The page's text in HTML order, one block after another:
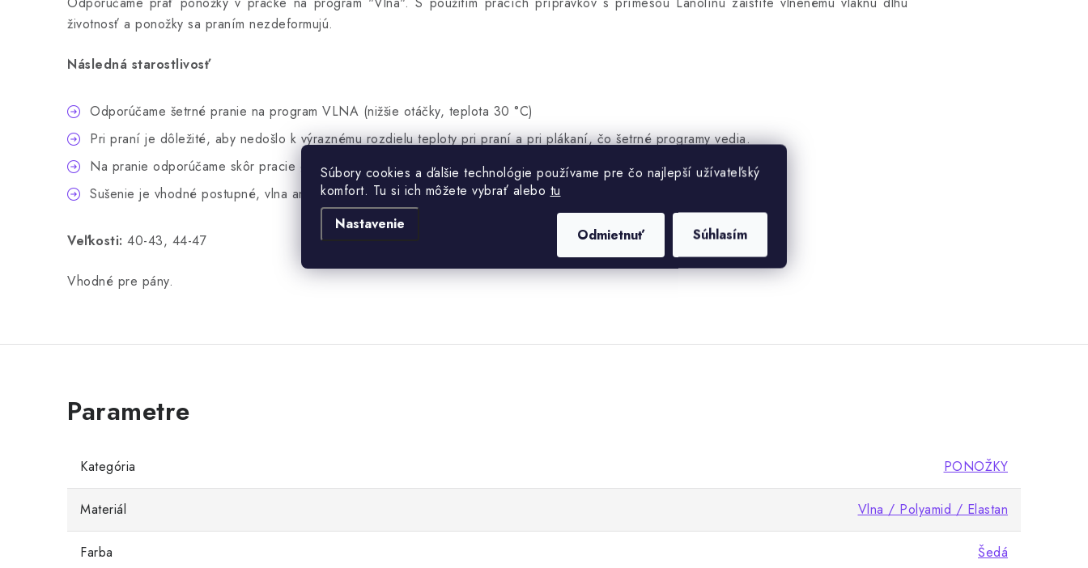
Súbory cookies a ďalšie technológie používame pre čo najlepší užívateľský
komfort. Tu si ich môžete vybrať alebo tu
Nastavenie
Odmietnuť Súhlasím
životnosť a ponožky sa praním nezdeformujú.
Následná starostlivosť
Odporúčame šetrné pranie na program VLNA (nižšie otáčky, teplota 30 °C)
Pri praní je dôležité, aby nedošlo k výraznému rozdielu teploty pri praní a pri plákaní, čo šetrné programy vedia.
Na pranie odporúčame skôr pracie gély, než sypké prášky.
Sušenie je vhodné postupné, vlna ani výrobky s jej zmesou nemajú rady presúšanie či ostré slnečné svetlo.
Veľkosti: 40-43, 44-47
Vhodné pre pány.
Kategória PONOŽKY
Materiál Vlna / Polyamid / Elastan
Farba Šedá